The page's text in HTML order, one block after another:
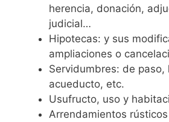
herencia, donación,
judicial…
Hipotecas: y sus
ampliaciones o
Servidumbres: de paso,
acueducto, etc.
Usufructo, uso y
Arrendamientos